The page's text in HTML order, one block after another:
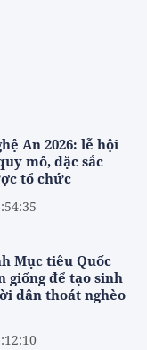
An 2026: lễ hội
mô, đặc sắc
tổ chức
Mục tiêu Quốc
giống để tạo sinh
dân thoát nghèo